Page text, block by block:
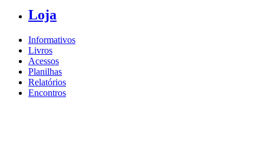
Loja
Informativos
Livros
Acessos
Planilhas
Relatórios
Encontros